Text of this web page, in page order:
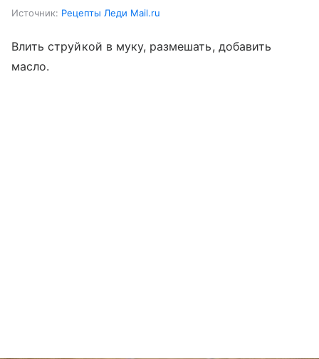
Источник: Рецепты Леди Mail.ru
Влить струйкой в муку, размешать, добавить
масло.